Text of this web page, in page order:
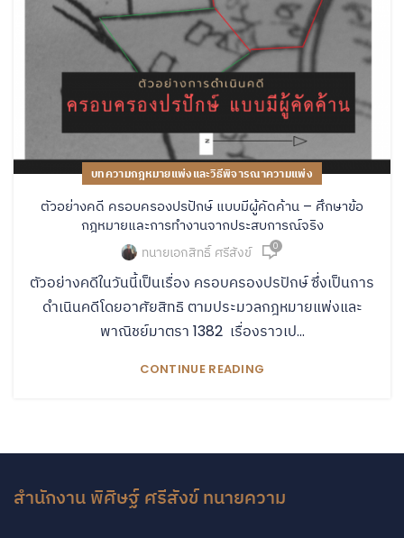
บทความกฎหมายแพ่งและวิธีพิจารณาความแพ่ง
ตัวอย่างคดี ครอบครองปรปักษ์ แบบมีผู้คัดค้าน – ศึกษาข้อ
กฎหมายและการทำงานจากประสบการณ์จริง
ทนายเอกสิทธิ์ ศรีสังข์ 0
ตัวอย่างคดีในวันนี้เป็นเรื่อง ครอบครองปรปักษ์ ซึ่งเป็นการ
ดำเนินคดีโดยอาศัยสิทธิ ตามประมวลกฎหมายแพ่งและ
พาณิชย์มาตรา 1382 เรื่องราวเป...
CONTINUE READING
สำนักงาน พิศิษฐ์ ศรีสังข์ ทนายความ